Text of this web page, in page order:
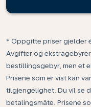
* Oppgitte priser gjelder
Avgifter og
bestillingsgebyr, men et
Prisene som er vist kan
tilgjengelighet. Du vil se
betalingsmåte. Prisene